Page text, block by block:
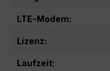
LTE-Modem:
Lizenz:
Laufzeit: